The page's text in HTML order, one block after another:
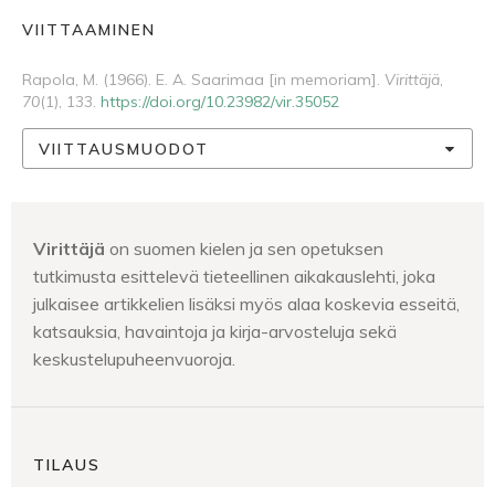
VIITTAAMINEN
Rapola, M. (1966). E. A. Saarimaa [in memoriam]. Virittäjä,
70(1), 133. https://doi.org/10.23982/vir.35052
VIITTAUSMUODOT
Virittäjä on suomen kielen ja sen opetuksen
tutkimusta esittelevä tieteellinen aikakauslehti, joka
julkaisee artikkelien lisäksi myös alaa koskevia esseitä,
katsauksia, havaintoja ja kirja-arvosteluja sekä
keskustelupuheenvuoroja.
TILAUS